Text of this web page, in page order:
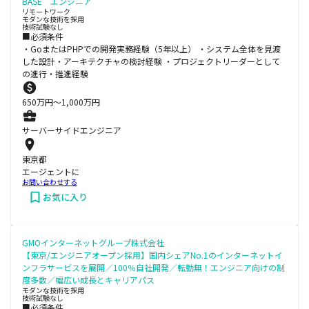
リモートワーク
モダンな技術を採用
技術試験なし
■必須条件
・GoまたはPHPでの開発実務経験（5年以上） ・システム全体を見渡
した設計・アーキテクチャの検討経験 ・プロジェクトリーダーとして
の進行・推進経験
650万円〜1,000万円
サーバーサイドエンジニア
東京都
エージェントに
お問い合わせする
お気に入り
GMOインターネットグループ株式会社
【東京/エンジニアオープン採用】国内シェアNo.1のインターネットイ
ンフラサービスを展開／100％自社開発／転勤無！エンジニア向けの制
度多数／幅広い成長とキャリアパス
モダンな技術を採用
技術試験なし